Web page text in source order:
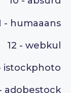
- humaaans
12 - webkul
istockphoto
adobestock